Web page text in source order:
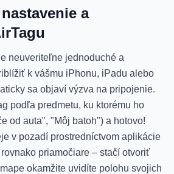
a
neuveriteľne jednoduché a
k vášmu iPhonu, iPadu alebo
sa objaví výzva na pripojenie.
podľa predmetu, ku ktorému ho
od auta", "Môj batoh") a hotovo!
v pozadí prostredníctvom aplikácie
priamočiare – stačí otvoriť
okamžite uvidíte polohu svojich